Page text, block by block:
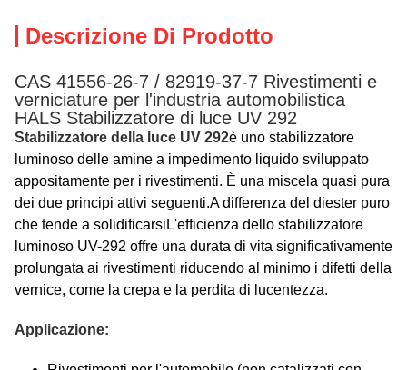
Descrizione Di Prodotto
CAS 41556-26-7 / 82919-37-7 Rivestimenti e
verniciature per l'industria automobilistica
HALS Stabilizzatore di luce UV 292
Stabilizzatore della luce UV 292è uno stabilizzatore
luminoso delle amine a impedimento liquido sviluppato
appositamente per i rivestimenti. È una miscela quasi pura
dei due principi attivi seguenti.A differenza del diester puro
che tende a solidificarsiL'efficienza dello stabilizzatore
luminoso UV-292 offre una durata di vita significativamente
prolungata ai rivestimenti riducendo al minimo i difetti della
vernice, come la crepa e la perdita di lucentezza.
Applicazione: